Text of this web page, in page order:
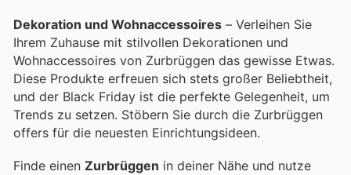
Dekoration und Wohnaccessoires – Verleihen Sie
Ihrem Zuhause mit stilvollen Dekorationen und
Wohnaccessoires von Zurbrüggen das gewisse Etwas.
Diese Produkte erfreuen sich stets großer Beliebtheit,
und der Black Friday ist die perfekte Gelegenheit, um
Trends zu setzen. Stöbern Sie durch die Zurbrüggen
offers für die neuesten Einrichtungsideen.
Finde einen Zurbrüggen in deiner Nähe und nutze